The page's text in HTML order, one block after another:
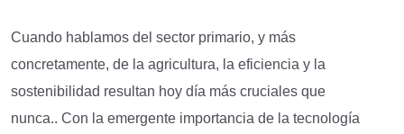
Cuando hablamos del sector primario, y más
concretamente, de la agricultura, la eficiencia y la
sostenibilidad resultan hoy día más cruciales que
nunca.. Con la emergente importancia de la tecnología